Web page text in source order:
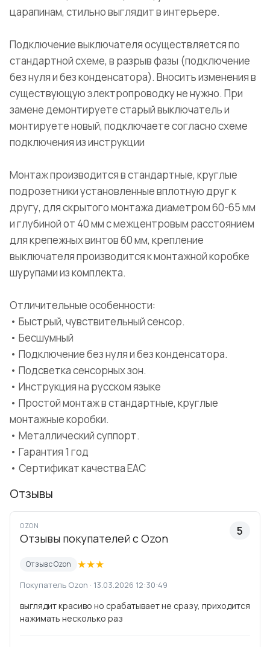
царапинам, стильно выглядит в интерьере.
Подключение выключателя осуществляется по
стандартной схеме, в разрыв фазы (подключение
без нуля и без конденсатора). Вносить изменения в
существующую электропроводку не нужно. При
замене демонтируете старый выключатель и
монтируете новый, подключаете согласно схеме
подключения из инструкции
Монтаж производится в стандартные, круглые
подрозетники установленные вплотную друг к
другу, для скрытого монтажа диаметром 60-65 мм
и глубиной от 40 мм с межцентровым расстоянием
для крепежных винтов 60 мм, крепление
выключателя производится к монтажной коробке
шурупами из комплекта.
Отличительные особенности:
• Быстрый, чувствительный сенсор.
• Бесшумный
• Подключение без нуля и без конденсатора.
• Подсветка сенсорных зон.
• Инструкция на русском языке
• Простой монтаж в стандартные, круглые
монтажные коробки.
• Металлический суппорт.
• Гарантия 1 год
• Сертификат качества ЕАС
Отзывы
OZON
Отзывы покупателей с Ozon
5
Отзыв с Ozon ★★★
Покупатель Ozon · 13.03.2026 12:30:49
выглядит красиво но срабатывает не сразу, приходится
нажимать несколько раз